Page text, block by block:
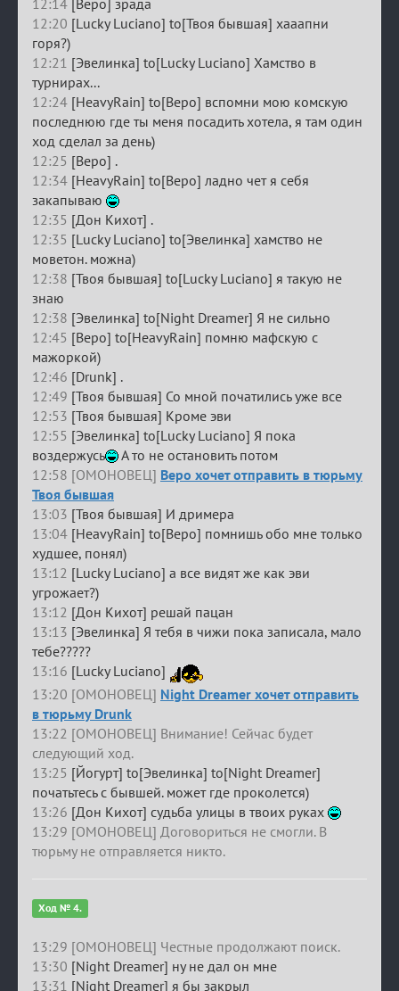
12:20 [Lucky Luciano] to[Твоя бывшая] хааапни
горя?)
12:21 [Эвелинка] to[Lucky Luciano] Хамство в
турнирах...
12:24 [HeavyRain] to[Веро] вспомни мою комскую
последнюю где ты меня посадить хотела, я там один
ход сделал за день)
12:25 [Веро] .
12:34 [HeavyRain] to[Веро] ладно чет я себя
закапываю
12:35 [Дон Кихот] .
12:35 [Lucky Luciano] to[Эвелинка] хамство не
моветон. можна)
12:38 [Твоя бывшая] to[Lucky Luciano] я такую не
знаю
12:38 [Эвелинка] to[Night Dreamer] Я не сильно
12:45 [Веро] to[HeavyRain] помню мафскую с
мажоркой)
12:46 [Drunk] .
12:49 [Твоя бывшая] Со мной початились уже все
12:53 [Твоя бывшая] Кроме эви
12:55 [Эвелинка] to[Lucky Luciano] Я пока
воздержусь
А то не остановить потом
12:58 [ОМОНОВЕЦ] Веро хочет отправить в тюрьму
Твоя бывшая
13:03 [Твоя бывшая] И дримера
13:04 [HeavyRain] to[Веро] помнишь обо мне только
худшее, понял)
13:12 [Lucky Luciano] а все видят же как эви
угрожает?)
13:12 [Дон Кихот] решай пацан
13:13 [Эвелинка] Я тебя в чижи пока записала, мало
тебе?????
13:16 [Lucky Luciano]
13:20 [ОМОНОВЕЦ] Night Dreamer хочет отправить
в тюрьму Drunk
13:22 [ОМОНОВЕЦ] Внимание! Сейчас будет
следующий ход.
13:25 [Йогурт] to[Эвелинка] to[Night Dreamer]
початьтесь с бывшей. может где проколется)
13:26 [Дон Кихот] судьба улицы в твоих руках
13:29 [ОМОНОВЕЦ] Договориться не смогли. В
тюрьму не отправляется никто.
Ход № 4.
13:29 [ОМОНОВЕЦ] Честные продолжают поиск.
13:30 [Night Dreamer] ну не дал он мне
13:31 [Night Dreamer] я бы закрыл